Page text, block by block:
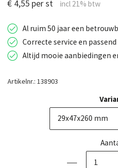
€ 4,55 per st
Al ruim 50 jaar een
Correcte service en passend
Altijd mooie aanbiedingen
Artikelnr.: 138903
29x47x260 mm